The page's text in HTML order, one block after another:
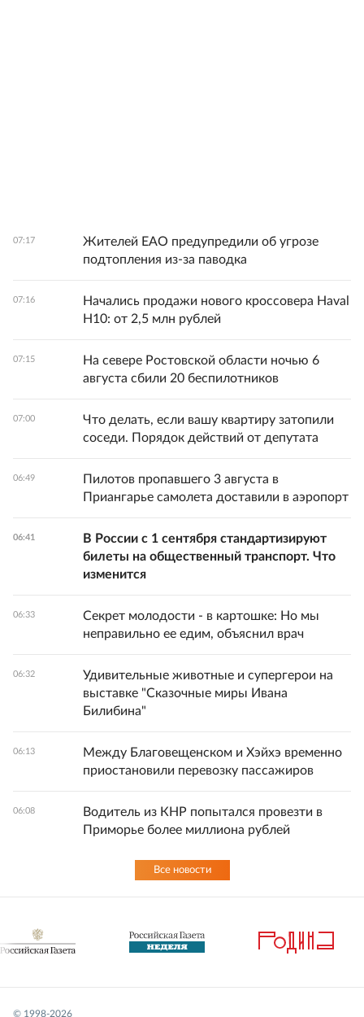
07:17
Жителей ЕАО предупредили об угрозе
подтопления из-за паводка
07:16
Начались продажи нового кроссовера Haval
H10: от 2,5 млн рублей
07:15
На севере Ростовской области ночью 6
августа сбили 20 беспилотников
07:00
Что делать, если вашу квартиру затопили
соседи. Порядок действий от депутата
06:49
Пилотов пропавшего 3 августа в
Приангарье самолета доставили в аэропорт
06:41
В России с 1 сентября стандартизируют
билеты на общественный транспорт. Что
изменится
06:33
Секрет молодости - в картошке: Но мы
неправильно ее едим, объяснил врач
06:32
Удивительные животные и супергерои на
выставке "Сказочные миры Ивана
Билибина"
06:13
Между Благовещенском и Хэйхэ временно
приостановили перевозку пассажиров
06:08
Водитель из КНР попытался провезти в
Приморье более миллиона рублей
Все новости
© 1998-2026